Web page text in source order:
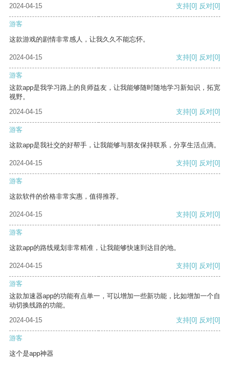
2024-04-15 支持[0] 反对[0]
游客
这款游戏的剧情非常感人，让我久久不能忘怀。
2024-04-15 支持[0] 反对[0]
游客
这款app是我学习路上的良师益友，让我能够随时随地学习新知识，拓宽
视野。
2024-04-15
支持[0] 反对[0]
游客
这款app是我社交的好帮手，让我能够与朋友保持联系，分享生活点滴。
2024-04-15 支持[0] 反对[0]
游客
这款软件的价格非常实惠，值得推荐。
2024-04-15 支持[0] 反对[0]
游客
这款app的路线规划非常精准，让我能够快速到达目的地。
2024-04-15 支持[0] 反对[0]
游客
这款加速器app的功能有点单一，可以增加一些新功能，比如增加一个自
动切换线路的功能。
2024-04-15
支持[0] 反对[0]
游客
这个是app神器